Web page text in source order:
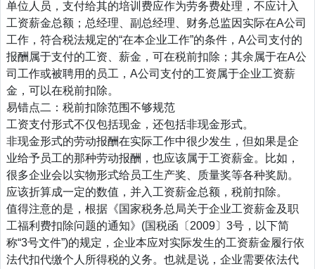
单位人员，支付给其的培训费应作为劳务费处理，不应计入
工资薪金总额；总经理、副总经理、财务总监因实际在A公司
工作，符合税法规定的“在本企业工作”的条件，A公司支付的
报酬属于支付的工资、薪金，可在税前扣除；其余属于在A公
司工作或被聘用的员工，A公司支付的工资属于企业工资薪
金，可以在税前扣除。
易错点二：税前扣除范围不够规范
工资支付形式不仅包括现金，还包括非现金形式。
非现金形式的劳动报酬在实际工作中很少发生，但如果是企
业给予员工的那种劳动报酬，也应该属于工资薪金。比如，
很多企业会以实物形式给员工生产奖、质量奖等各种奖励。
应该折算成一定的数值，并入工资薪金总额，税前扣除。
值得注意的是，根据《国家税务总局关于企业工资薪金及职
工福利费扣除问题的通知》(国税函〔2009〕3号，以下简
称“3号文件”)的规定，企业本应对实际发生的工资薪金履行依
法代扣代缴个人所得税的义务。也就是说，企业需要依法代